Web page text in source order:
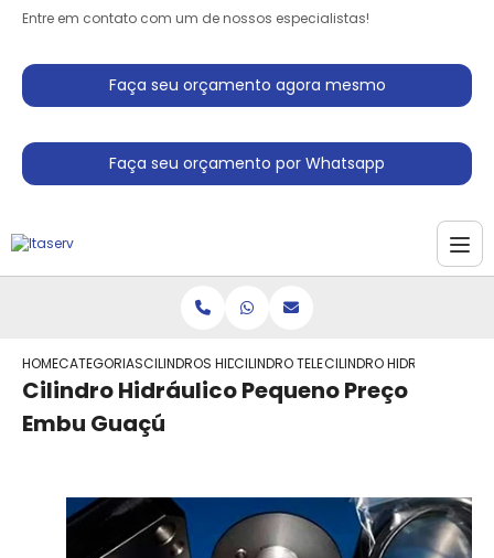
Entre em contato com um de nossos especialistas!
Faça seu orçamento agora mesmo
Faça seu orçamento por Whatsapp
HOMECATEGORIASCILINDROS HIDRAULICOCILINDRO TELESCOPICO HIDRAULICO
CILINDRO HIDRAULICO
Cilindro Hidráulico Pequeno Preço
Embu Guaçú